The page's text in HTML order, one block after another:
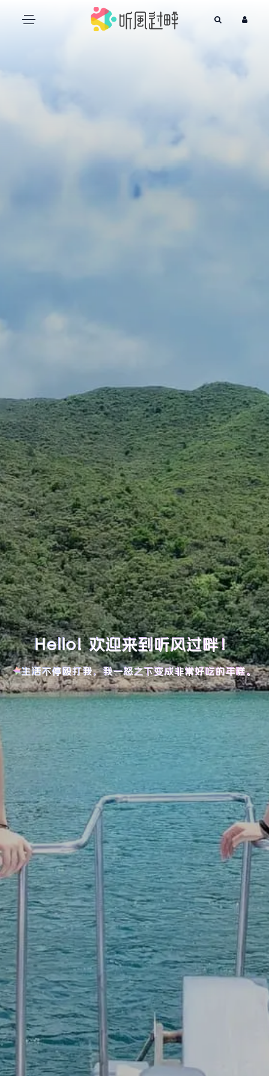
Hello! 欢迎来到听风过畔！
生活不停殴打我，我一怒之下变成非常好吃的年糕。